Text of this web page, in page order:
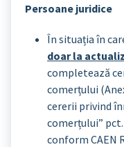
Persoane juridice
În situația în
doar la
completează
comerțului
cererii privind
comerțului”
conform CAEN